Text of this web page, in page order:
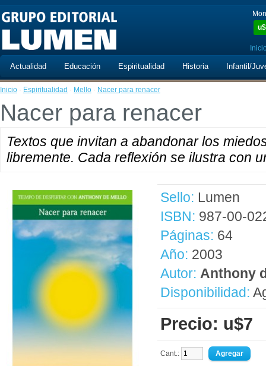
u$
Actualidad Educación Espiritualidad Historia Infantil/
Inicio · Espiritualidad · Mello · Nacer para renacer
Nacer para renacer
Textos que invitan a abandonar los
libremente. Cada reflexión se ilustra con
Sello: Lumen
ISBN: 987-00-
Páginas: 64
Año: 2003
Autor: Anthony
Disponibilidad:
Precio: u$7
Cant.: